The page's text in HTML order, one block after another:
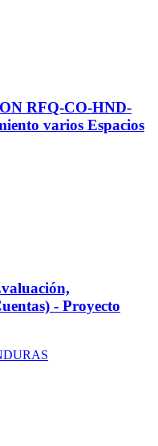
RFQ-CO-HND-
varios Espacios
- Proyecto